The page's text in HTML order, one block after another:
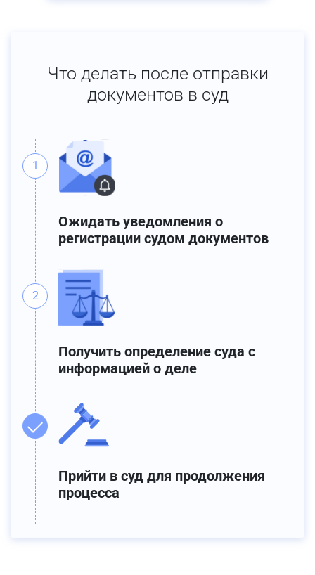
Что делать после отправки
документов в суд
Ожидать уведомления о
регистрации судом документов
Получить определение суда с
информацией о деле
Прийти в суд для продолжения
процесса